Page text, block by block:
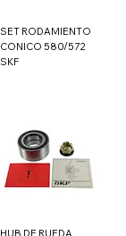
SET RODAMIENTO
CONICO 580/572
SKF
HUB DE RUEDA